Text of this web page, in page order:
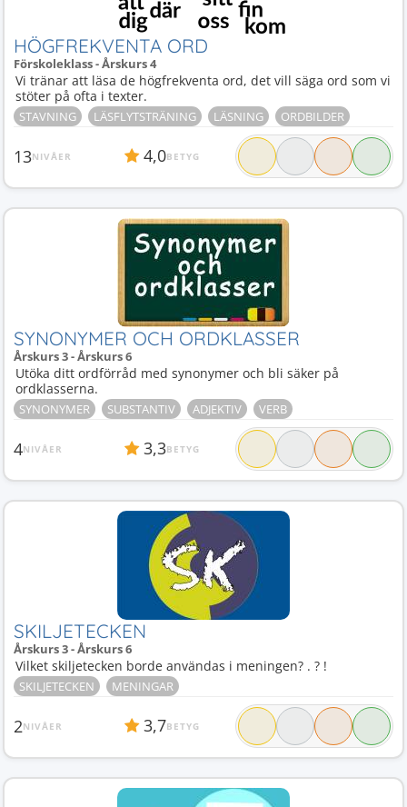
HÖGFREKVENTA ORD
Förskoleklass - Årskurs 4
Vi tränar att läsa de högfrekventa ord, det vill säga ord som vi
stöter på ofta i texter.
STAVNING LÄSFLYTSTRÄNING LÄSNING ORDBILDER
13NIVÅER 4,0BETYG
SYNONYMER OCH ORDKLASSER
Årskurs 3 - Årskurs 6
Utöka ditt ordförråd med synonymer och bli säker på
ordklasserna.
SYNONYMER SUBSTANTIV ADJEKTIV VERB
4NIVÅER 3,3BETYG
SKILJETECKEN
Årskurs 3 - Årskurs 6
Vilket skiljetecken borde användas i meningen? . ? !
SKILJETECKEN MENINGAR
2NIVÅER 3,7BETYG